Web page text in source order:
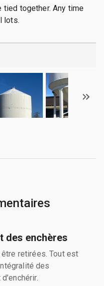
together. Any time
lots.
des enchères
retirées. Tout est
des